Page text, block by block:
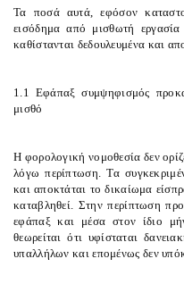
Τα ποσά αυτά, εφόσον
εισόδημα από μισθωτή
καθίστανται δεδουλευμένα και
1.1 Εφάπαξ συμψηφισμός
μισθό
Η φορολογική νομοθεσία δεν
λόγω περίπτωση. Τα
και αποκτάται το δικαίωμα
καταβληθεί. Στην περίπτωση
εφάπαξ και μέσα στον ίδιο
θεωρείται ότι υφίσταται
υπαλλήλων και επομένως δεν